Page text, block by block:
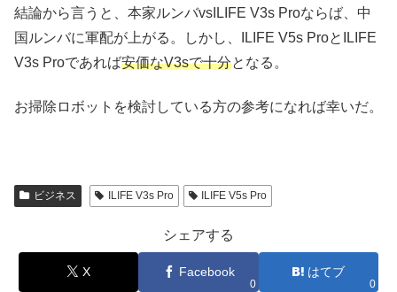
結論から言うと、本家ルンバvsILIFE V3s Proならば、中
国ルンバに軍配が上がる。しかし、ILIFE V5s ProとILIFE
V3s Proであれば安価なV3sで十分となる。
お掃除ロボットを検討している方の参考になれば幸いだ。
ビジネス ILIFE V3s Pro ILIFE V5s Pro
シェアする
X Facebook
0
はてブ
0